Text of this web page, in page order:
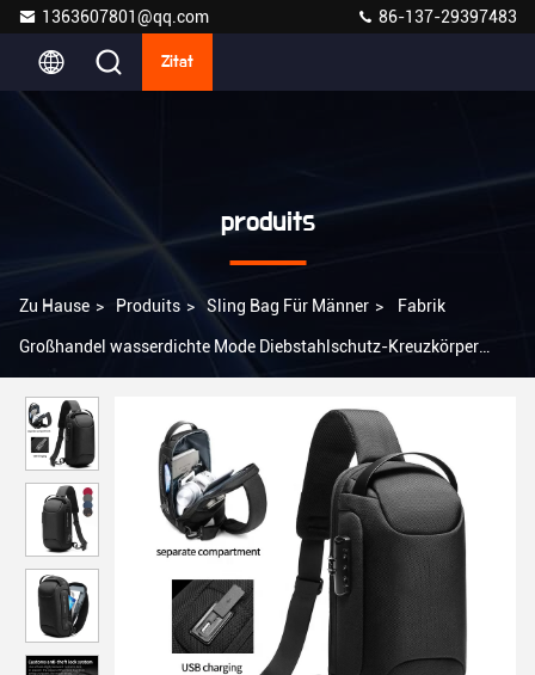
1363607801@qq.com 86-137-29397483
Zitat
produits
Zu Hause > Produits > Sling Bag Für Männer > Fabrik
Großhandel wasserdichte Mode Diebstahlschutz-Kreuzkörper